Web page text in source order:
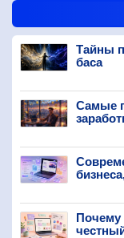
Тайны
баса
Самые
Почему